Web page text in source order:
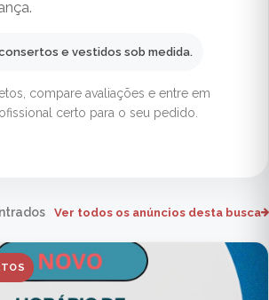
e vestidos sob medida.
compare avaliações e entre em
certo para o seu pedido.
Ver todos os anúncios desta busca